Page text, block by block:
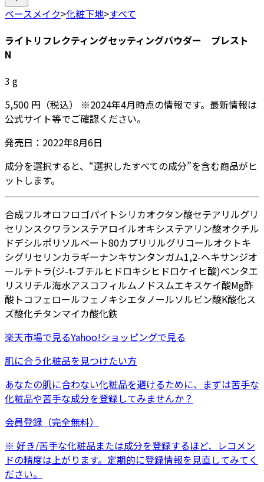
ベースメイク>化粧下地>すべて
ライトリフレクティングセッティングパウダー プレスト
N
3 g
5,500 円 （税込） ※2024年4月時点の情報です。最新情報は
公式サイト等でご確認ください。
発売日： 2022年8月6日
成分を選択すると、“選択したすべての成分”を含む商品がヒ
ットします。
合成フルオロフロゴパイトシリカオクタン酸セテアリルグリ
セリンスクワランステアロイルオキシステアリン酸オクチル
ドデシルポリソルベート80カプリリルグリコールオクトキ
シグリセリンカラギーナンキサンタンガム1,2-ヘキサンジオ
ールテトラ(ジ-t-ブチルヒドロキシヒドロケイヒ酸)ペンタエ
リスリチル海水アスコフィルムノドスムエキスケイ酸Mg酢
酸トコフェロールフェノキシエタノールソルビン酸K酸化ス
ズ酸化チタンマイカ酸化鉄
楽天市場で見るYahoo!ショッピングで見る
肌に合う化粧品を見つけたい方
あなたの肌に合わない化粧品を避けるために、まずは苦手な
化粧品や苦手な成分を登録してみませんか？
会員登録（完全無料）
※ 好き/苦手な化粧品または成分を登録するほど、レコメン
ドの精度は上がります。定期的に登録情報を見直してみてく
ださい。